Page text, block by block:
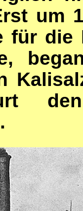
um
für die